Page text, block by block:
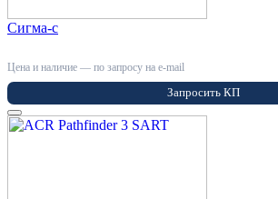
Сигма-с
Цена и наличие — по запросу на e-mail
Запросить КП